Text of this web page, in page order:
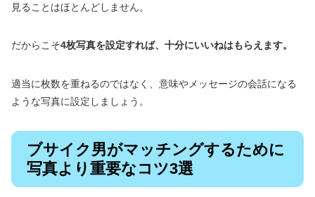
見ることはほとんどしません。
だからこそ4枚写真を設定すれば、十分にいいねはもらえます。
適当に枚数を重ねるのではなく、意味やメッセージの会話になる
ような写真に設定しましょう。
ブサイク男がマッチングするために
写真より重要なコツ3選